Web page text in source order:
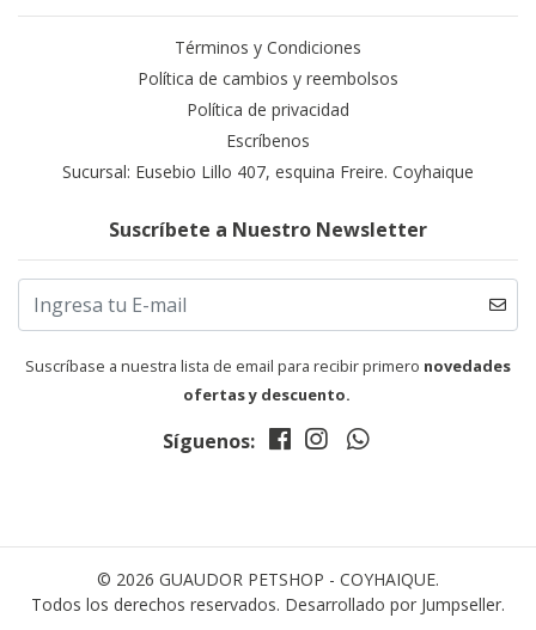
Términos y Condiciones
Política de cambios y reembolsos
Política de privacidad
Escríbenos
Sucursal: Eusebio Lillo 407, esquina Freire. Coyhaique
Suscríbete a Nuestro Newsletter
Suscríbase a nuestra lista de email para recibir primero novedades
ofertas y descuento.
Síguenos:
© 2026 GUAUDOR PETSHOP - COYHAIQUE.
Todos los derechos reservados. Desarrollado por Jumpseller.